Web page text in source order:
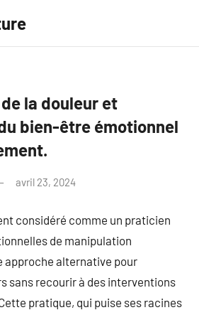
la douleur et
bien-être émotionnel
avril 23, 2024
considéré comme un praticien
de manipulation
approche alternative pour
sans recourir à des interventions
pratique, qui puise ses racines